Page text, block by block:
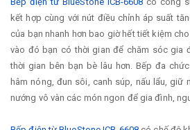
kết hợp cùng với nút điều chỉnh áp suất
của bạn nhanh hơn bao giờ hết tiết kiệm
vào đó bạn có thời gian để chăm sóc gia
thời gian bên bạn bè lâu hơn. Bếp đa
hâm nóng, đun sôi, canh súp, nấu lẩu, giữ
nướng vô vàn các món ngon để gia đình,